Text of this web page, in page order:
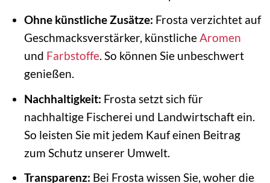
Ohne künstliche Zusätze: Frosta verzichtet auf
Geschmacksverstärker, künstlicheAromen
und Farbstoffe. So können Sie unbeschwert
genießen.
Nachhaltigkeit: Frosta setzt sich für
nachhaltige Fischerei und Landwirtschaft ein.
So leisten Sie mit jedem Kauf einen Beitrag
zum Schutz unserer Umwelt.
Transparenz: Bei Frosta wissen Sie, woher die